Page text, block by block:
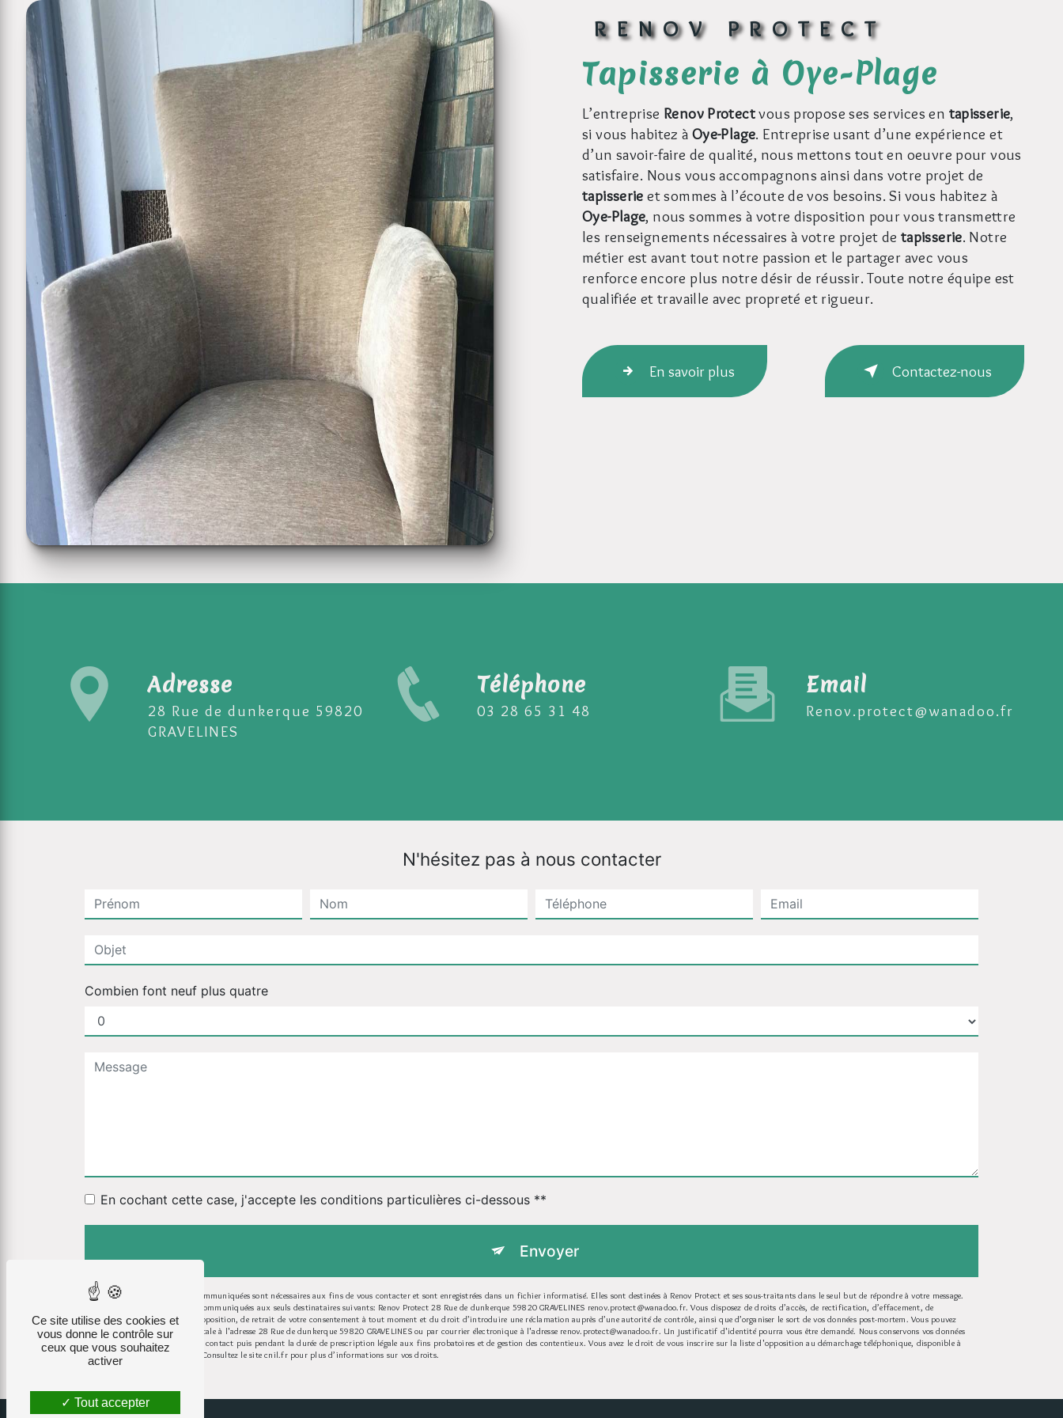
RENOV PROTECT
tapisserie à Oye-Plage
L’entreprise Renov Protectvous propose ses services en tapisserie,
si vous habitez à Oye-Plage. Entreprise usant d’une expérience et
d’un savoir-faire de qualité, nous mettons tout en oeuvre pour vous
satisfaire. Nous vous accompagnons ainsi dans votre projet de
tapisserie et sommes à l’écoute de vos besoins. Si vous habitez à
Oye-Plage, nous sommes à votre disposition pour vous transmettre
les renseignements nécessaires à votre projet de tapisserie. Notre
métier est avant tout notre passion et le partager avec vous
renforce encore plus notre désir de réussir. Toute notre équipe est
qualifiée et travaille avec propreté et rigueur.
En savoir plus Contactez-nous
Adresse
28 Rue de dunkerque 59820
GRAVELINES
Téléphone
03 28 65 31 48
Email
renov.protect@wanadoo.fr
N'hésitez pas à nous contacter
Combien font neuf plus quatre
En cochant cette case, j'accepte les conditions particulières ci-dessous **
Envoyer
** Les données personnelles communiquées sont nécessaires aux fins de vous contacter et sont enregistrées dans un fichier informatisé. Elles sont destinées à Renov Protect et ses sous-traitants dans le seul but de répondre à votre message.
Les données collectées seront communiquées aux seuls destinataires suivants: Renov Protect 28 Rue de dunkerque 59820 GRAVELINES renov.protect@wanadoo.fr. Vous disposez de droits d’accès, de rectification, d’effacement, de
portabilité, de limitation, d’opposition, de retrait de votre consentement à tout moment et du droit d’introduire une réclamation auprès d’une autorité de contrôle, ainsi que d’organiser le sort de vos données post-mortem. Vous pouvez
exercer ces droits par voie postale à l'adresse 28 Rue de dunkerque 59820 GRAVELINES ou par courrier électronique à l'adresse renov.protect@wanadoo.fr. Un justificatif d'identité pourra vous être demandé. Nous conservons vos données
pendant la période de prise de contact puis pendant la durée de prescription légale aux fins probatoires et de gestion des contentieux. Vous avez le droit de vous inscrire sur la liste d'opposition au démarchage téléphonique, disponible à
cette adresse:
Bloctel.gouv.fr . Consultez le site cnil.fr pour plus d’informations sur vos droits.
Ce site utilise des cookies et
vous donne le contrôle sur
ceux que vous souhaitez
activer
Tout accepter